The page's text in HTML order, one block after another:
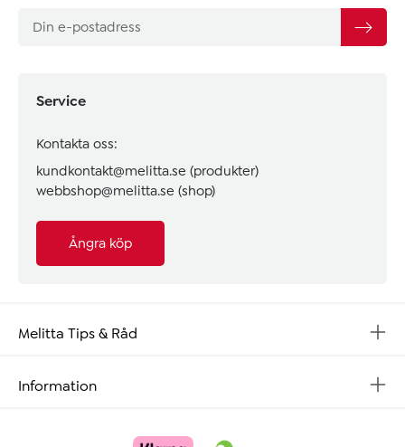
Service
Kontakta oss:
kundkontakt@melitta.se (produkter)
webbshop@melitta.se (shop)
Ångra köp
Melitta Tips & Råd
Information